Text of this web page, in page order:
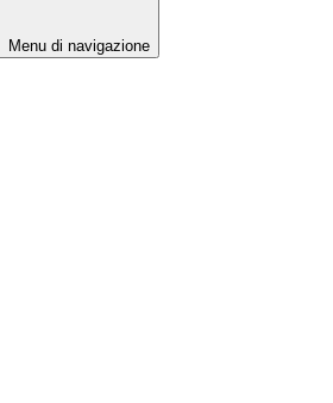
Menu di navigazione